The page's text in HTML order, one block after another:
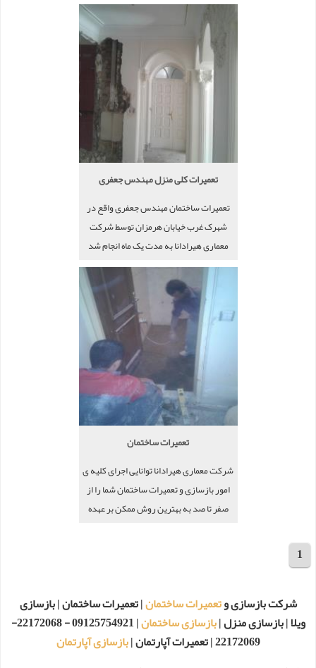
تعمیرات کلی منزل مهندس جعفری
تعمیرات ساختمان مهندس جعفری واقع در
شهرک غرب خیابان هرمزان توسط شرکت
معماری هیرادانا به مدت یک ماه انجام شد
تعمیرات ساختمان
شرکت معماری هیرادانا توانایی اجرای کلیه ی
امور بازسازی و تعمیرات ساختمان شما را از
صفر تا صد به بهترین روش ممکن بر عهده
1
شرکت بازسازی وتعمیرات ساختمان| تعمیرات ساختمان | بازسازی
ویلا | بازسازی منزل |بازسازی ساختمان
| 09125754921 - 22172068-
22172069 | تعمیرات آپارتمان |
بازسازی آپارتمان